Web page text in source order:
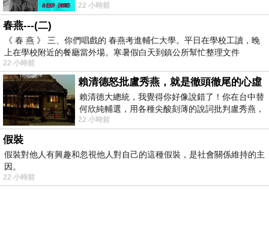
要編列公視和Taiwan plus預算，在110年
22 小時前
春燕---(二)
《 春 燕 》 三、你們唱戲的 春燕考進輔仁大學。平日在學校工讀，晚
上在學校附近的餐廳當外場。寒暑假白天到鎮公所幫忙整理文件
22 小時前
賴清德怒批盧秀燕，就是徹頭徹尾的心虛
賴清德大總統，我覺得你好像說錯了！你在台中替
何欣純輔選，用各種尖酸刻薄的說詞批判盧秀燕，
罵她施政滿意度輸給陳其邁，甚至還說盧
22 小時前
假裝
假裝對他人有興趣和忽視他人對自己的這種假裝，是社會關係維持的主
因。
22 小時前